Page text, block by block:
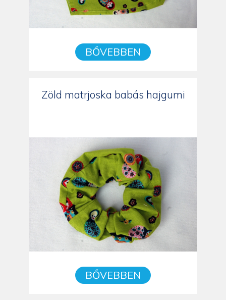
BŐVEBBEN
Zöld matrjoska babás hajgumi
BŐVEBBEN